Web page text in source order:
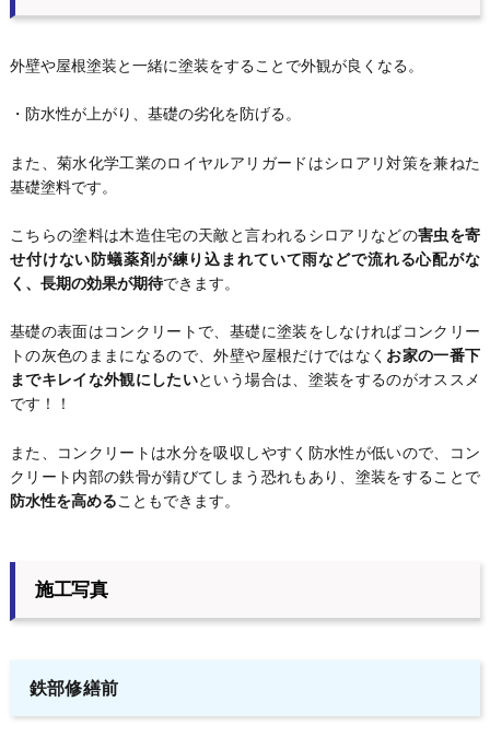
外壁や屋根塗装と一緒に塗装をすることで外観が良くなる。
・防水性が上がり、基礎の劣化を防げる。
また、菊水化学工業のロイヤルアリガードはシロアリ対策を兼ねた
基礎塗料です。
こちらの塗料は木造住宅の天敵と言われるシロアリなどの害虫を寄
せ付けない防蟻薬剤が練り込まれていて雨などで流れる心配がな
く、長期の効果が期待できます。
基礎の表面はコンクリートで、基礎に塗装をしなければコンクリー
トの灰色のままになるので、外壁や屋根だけではなく お家の一番下
までキレイな外観にしたいという場合は、塗装をするのがオススメ
です！！
また、コンクリートは水分を吸収しやすく防水性が低いので、コン
クリート内部の鉄骨が錆びてしまう恐れもあり、塗装をすることで
防水性を高めることもできます。
施工写真
鉄部修繕前